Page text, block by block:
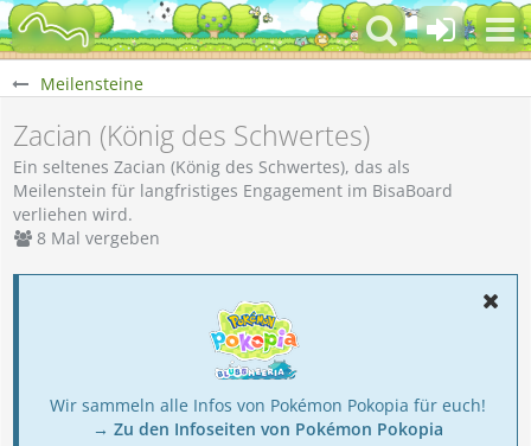
Meilensteine
Zacian (König des Schwertes)
Ein seltenes Zacian (König des Schwertes), das als
Meilenstein für langfristiges Engagement im BisaBoard
verliehen wird.
8 Mal vergeben
Wir sammeln alle Infos von Pokémon Pokopia für euch!
→ Zu den Infoseiten von Pokémon Pokopia